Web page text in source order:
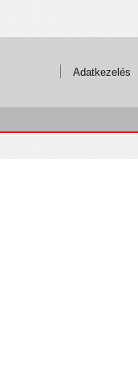
Adatkezelés